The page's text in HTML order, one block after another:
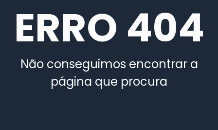
ERRO 404
Não conseguimos encontrar a
página que procura